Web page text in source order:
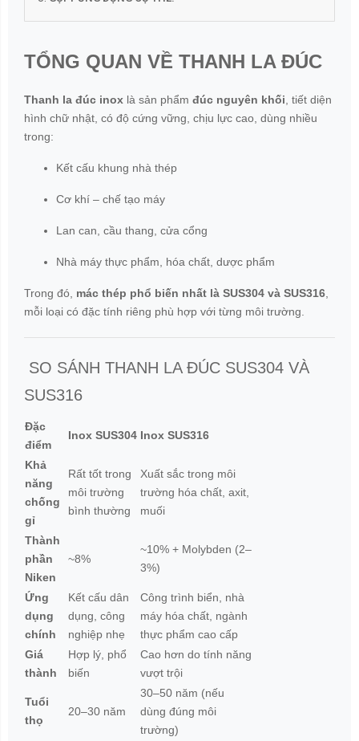
TỔNG QUAN VỀ THANH LA ĐÚC
Thanh la đúc inox là sản phẩm đúc nguyên khối , tiết diện
hình chữ nhật, có độ cứng vững, chịu lực cao, dùng nhiều
trong:
Kết cấu khung nhà thép
Cơ khí – chế tạo máy
Lan can, cầu thang, cửa cổng
Nhà máy thực phẩm, hóa chất, dược phẩm
Trong đó, mác thép phổ biến nhất là SUS304 và SUS316
mỗi loại có đặc tính riêng phù hợp với từng môi trường.
SO SÁNH THANH LA ĐÚC SUS304 VÀ
SUS316
Đặc
điểm
Inox SUS304 Inox SUS316
Khả
năng
chống
gỉ
Rất tốt trong
môi trường
bình thường
Xuất sắc trong môi
trường hóa chất, axit,
muối
Thành
phần
Niken
~8%
~10% + Molybden (2–
3%)
Ứng
dụng
chính
Kết cấu dân
dụng, công
nghiệp nhẹ
Công trình biển, nhà
máy hóa chất, ngành
thực phẩm cao cấp
Giá
thành
Hợp lý, phổ
biến
Cao hơn do tính năng
vượt trội
Tuổi
thọ
20–30 năm
30–50 năm (nếu
dùng đúng môi
trường)